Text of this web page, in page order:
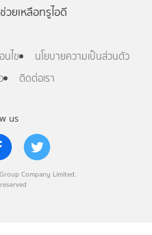
us
Company Limited.
วยเหลือทรูไอดี
นไข
นโยบายความเป็นส่วนตัว
ติดต่อเรา